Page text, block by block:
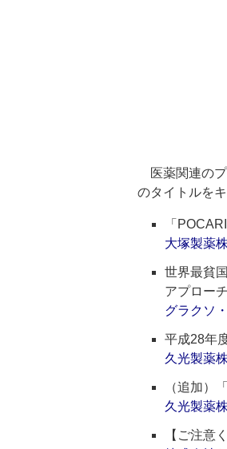
医薬関連のプ
のタイトルを
「
大塚製薬
世界最貧
アプロー
グラクソ
平成28年
久光製薬
（追加）
久光製薬
【ご注意